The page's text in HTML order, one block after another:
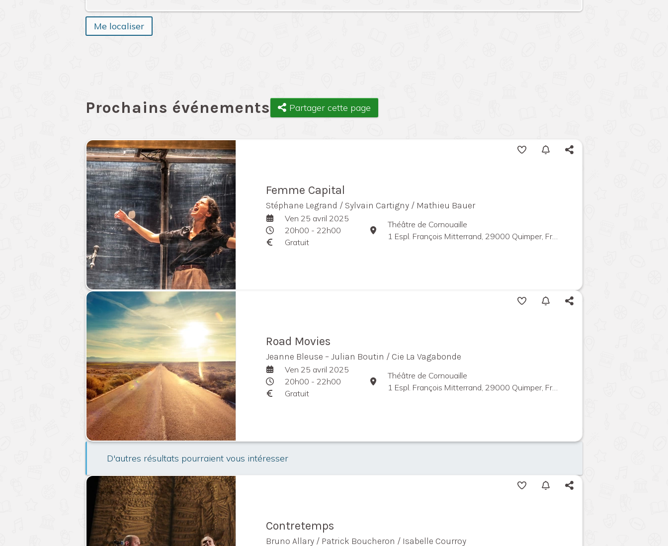
Me localiser
Prochains événements Partager cette page
Femme Capital
Stéphane Legrand / Sylvain Cartigny / Mathieu Bauer
Ven 25 avril 2025
20h00 - 22h00
Gratuit
Théâtre de Cornouaille
1 Espl. François Mitterrand, 29000 Quimper, France
Road Movies
Jeanne Bleuse – Julian Boutin / Cie La Vagabonde
Ven 25 avril 2025
20h00 - 22h00
Gratuit
Théâtre de Cornouaille
1 Espl. François Mitterrand, 29000 Quimper, France
D'autres résultats pourraient vous intéresser
Contretemps
Bruno Allary / Patrick Boucheron / Isabelle Courroy